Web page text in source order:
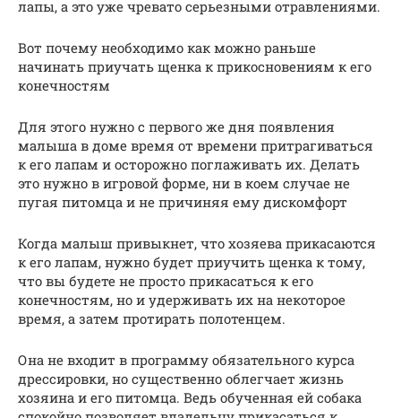
лапы, а это уже чревато серьезными отравлениями.
Вот почему необходимо как можно раньше
начинать приучать щенка к прикосновениям к его
конечностям
Для этого нужно с первого же дня появления
малыша в доме время от времени притрагиваться
к его лапам и осторожно поглаживать их. Делать
это нужно в игровой форме, ни в коем случае не
пугая питомца и не причиняя ему дискомфорт
Когда малыш привыкнет, что хозяева прикасаются
к его лапам, нужно будет приучить щенка к тому,
что вы будете не просто прикасаться к его
конечностям, но и удерживать их на некоторое
время, а затем протирать полотенцем.
Она не входит в программу обязательного курса
дрессировки, но существенно облегчает жизнь
хозяина и его питомца. Ведь обученная ей собака